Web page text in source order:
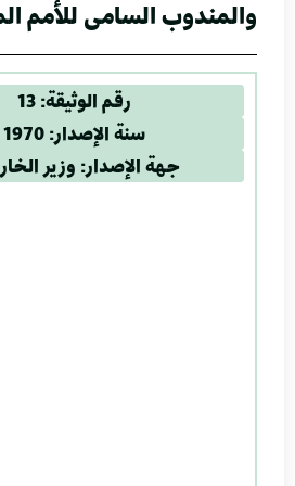
والمندوب السامى للأمم
رقم الوثيقة: 13
سنة الإصدار: 1970
جهة الإصدار: وزير